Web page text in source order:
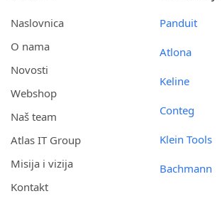
Naslovnica
O nama
Novosti
Webshop
Naš team
Atlas IT Group
Misija i vizija
Kontakt
Panduit
Atlona
Keline
Conteg
Klein Tools
Bachmann